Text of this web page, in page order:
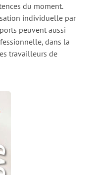
du moment.
individuelle par
peuvent aussi
dans la
travailleurs de